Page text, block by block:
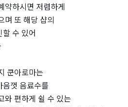
약하시면 저렴하게
며 또 해당 샵의
수 있어
쿤아로마는
껏 음료수를
와 편하게 쉴 수 있는